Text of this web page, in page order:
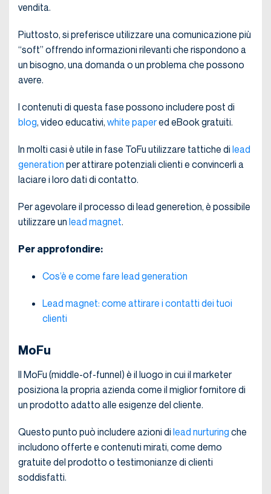
vendita.
Piuttosto, si preferisce utilizzare una comunicazione più
“soft” offrendo informazioni rilevanti che rispondono a
un bisogno, una domanda o un problema che possono
avere.
I contenuti di questa fase possono includere post di
blog, video educativi, white papered eBook gratuiti.
In molti casi è utile in fase ToFu utilizzare tattiche di lead
generation per attirare potenziali clienti e convincerli a
laciare i loro dati di contatto.
Per agevolare il processo di lead generetion, è possibile
utilizzare un lead magnet.
Per approfondire:
Cos’è e come fare lead generation
Lead magnet: come attirare i contatti dei tuoi
clienti
MoFu
Il MoFu (middle-of-funnel) è il luogo in cui il marketer
posiziona la propria azienda come il miglior fornitore di
un prodotto adatto alle esigenze del cliente.
Questo punto può includere azioni di lead nurturing che
includono offerte e contenuti mirati, come demo
gratuite del prodotto o testimonianze di clienti
soddisfatti.